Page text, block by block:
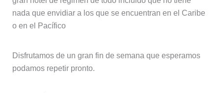
nada que envidiar a los que se encuentran en el Caribe
o en el Pacífico
Disfrutamos de un gran fin de semana que esperamos
podamos repetir pronto.